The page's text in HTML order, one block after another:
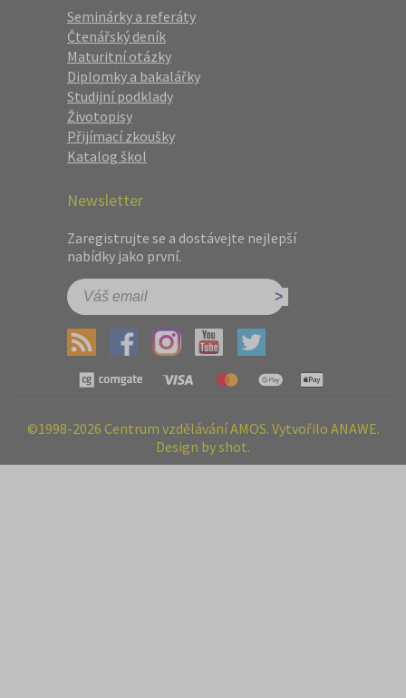
Seminárky a referáty
Čtenářský deník
Maturitní otázky
Diplomky a bakalářky
Studijní podklady
Životopisy
Přijímací zkoušky
Katalog škol
Newsletter
Zaregistrujte se a dostávejte nejlepší
nabídky jako první.
©1998-2026 Centrum vzdělávání AMOS. Vytvořilo ANAWE.
Design by shot.